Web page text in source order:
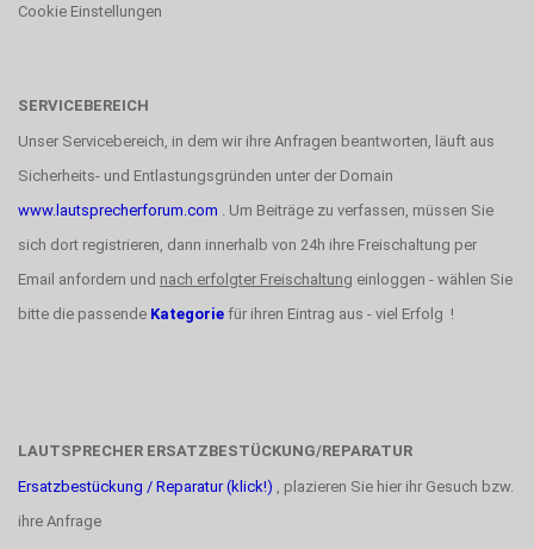
Cookie Einstellungen
SERVICEBEREICH
Unser Servicebereich, in dem wir ihre Anfragen beantworten, läuft aus
Sicherheits- und Entlastungsgründen unter der Domain
www.lautsprecherforum.com . Um Beiträge zu verfassen, müssen Sie
sich dort registrieren, dann innerhalb von 24h ihre Freischaltung per
Email anfordern und nach erfolgter Freischaltung einloggen - wählen Sie
bitte die passende Kategorie für ihren Eintrag aus - viel Erfolg !
LAUTSPRECHER ERSATZBESTÜCKUNG/REPARATUR
Ersatzbestückung / Reparatur (klick!) , plazieren Sie hier ihr Gesuch bzw.
ihre Anfrage